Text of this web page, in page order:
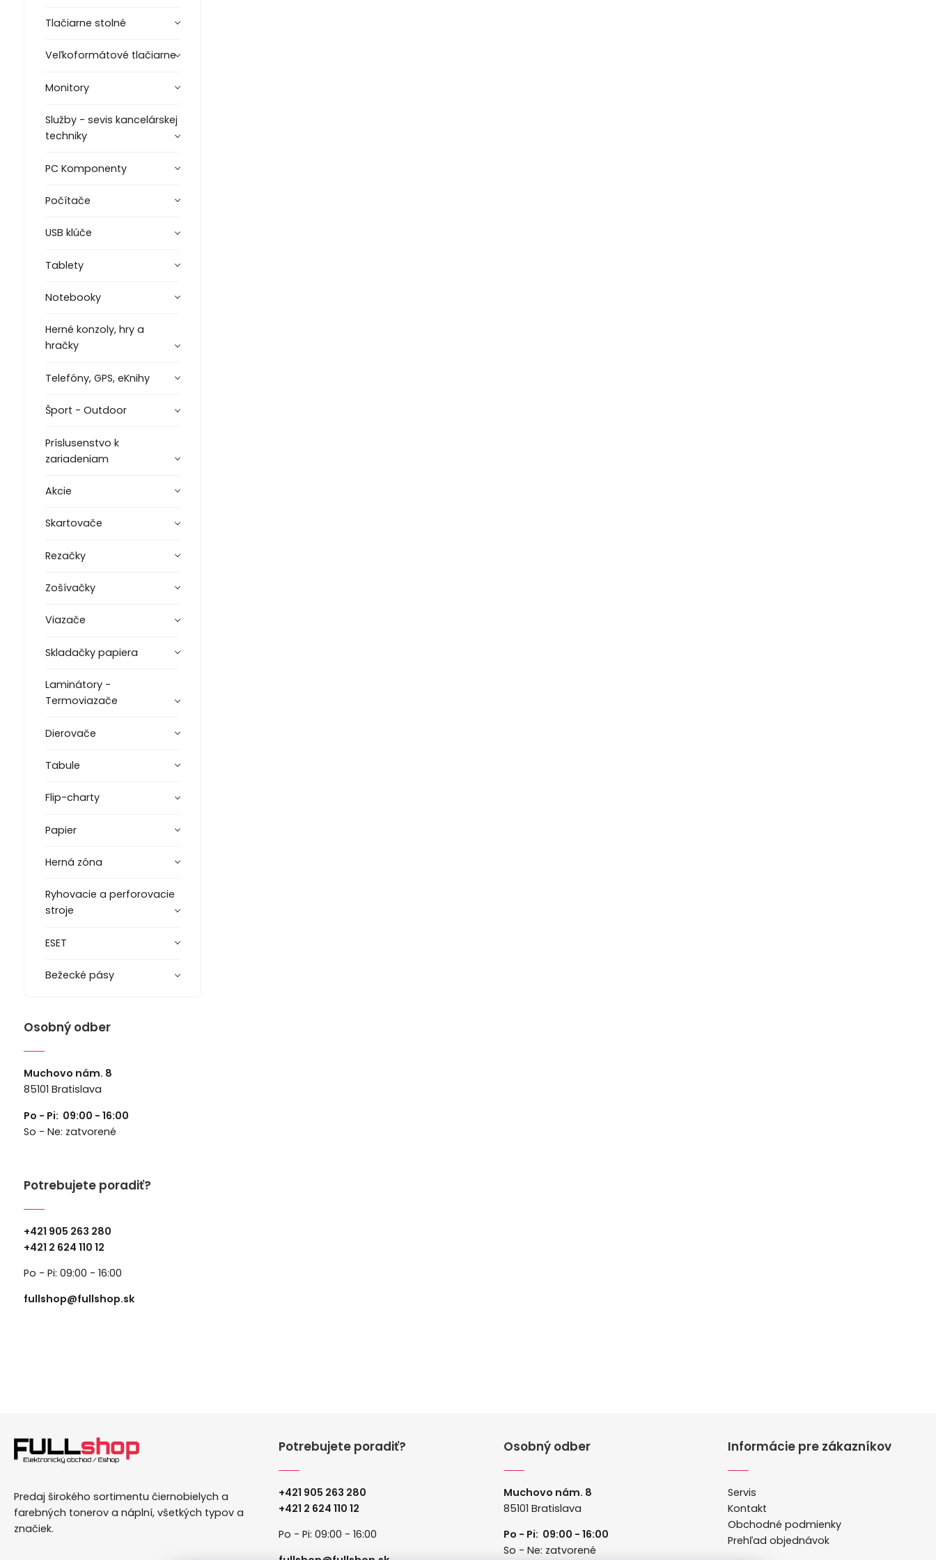
Tlačiarne stolné
Veľkoformátové tlačiarne
Monitory
Služby - sevis kancelárskej
techniky
PC Komponenty
Počítače
USB klúče
Tablety
Notebooky
Herné konzoly, hry a
hračky
Telefóny, GPS, eKnihy
Šport - Outdoor
Príslusenstvo k
zariadeniam
Akcie
Skartovače
Rezačky
Zošívačky
Viazače
Skladačky papiera
Laminátory -
Termoviazače
Dierovače
Tabule
Flip-charty
Papier
Herná zóna
Ryhovacie a perforovacie
stroje
ESET
Bežecké pásy
Osobný odber
Muchovo nám. 8
85101 Bratislava
Po - Pi: 09:00 - 16:00
So - Ne: zatvorené
Potrebujete poradiť?
+421 905 263 280
+421 2 624 110 12
Po - Pi: 09:00 - 16:00
fullshop@fullshop.sk
Predaj širokého sortimentu čiernobielych a
farebných tonerov a náplní, všetkých typov a
značiek.
Potrebujete poradiť?
+421 905 263 280
+421 2 624 110 12
Po - Pi: 09:00 - 16:00
Osobný odber
Muchovo nám. 8
85101 Bratislava
Po - Pi: 09:00 - 16:00
So - Ne: zatvorené
Informácie pre zákazníkov
Servis
Kontakt
Obchodné podmienky
Prehľad objednávok